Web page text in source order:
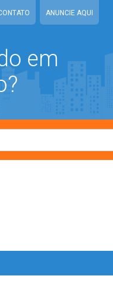
ANUNCIE AQUI
em